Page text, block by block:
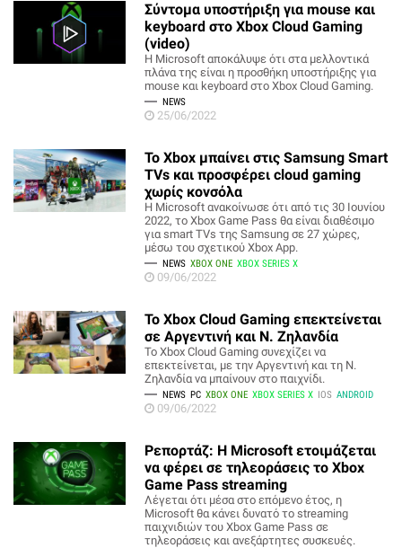
Σύντομα υποστήριξη για mouse και
keyboard στο Xbox Cloud Gaming
(video)
Η Microsoft αποκάλυψε ότι στα μελλοντικά
πλάνα της είναι η προσθήκη υποστήριξης για
mouse και keyboard στο Xbox Cloud Gaming.
NEWS
25/06/2022
Το Xbox μπαίνει στις Samsung Smart
TVs και προσφέρει cloud gaming
χωρίς κονσόλα
Η Microsoft ανακοίνωσε ότι από τις 30 Ιουνίου
2022, το Xbox Game Pass θα είναι διαθέσιμο
για smart TVs της Samsung σε 27 χώρες,
μέσω του σχετικού Xbox App.
NEWS XBOX ONE XBOX SERIES X
09/06/2022
To Xbox Cloud Gaming επεκτείνεται
σε Αργεντινή και Ν. Ζηλανδία
Το Xbox Cloud Gaming συνεχίζει να
επεκτείνεται, με την Αργεντινή και τη Ν.
Ζηλανδία να μπαίνουν στο παιχνίδι.
NEWS PC XBOX ONE XBOX SERIES X IOS ANDROID
09/06/2022
Ρεπορτάζ: H Microsoft ετοιμάζεται
να φέρει σε τηλεοράσεις το Xbox
Game Pass streaming
Λέγεται ότι μέσα στο επόμενο έτος, η
Microsoft θα κάνει δυνατό το streaming
παιχνιδιών του Xbox Game Pass σε
τηλεοράσεις και ανεξάρτητες συσκευές.